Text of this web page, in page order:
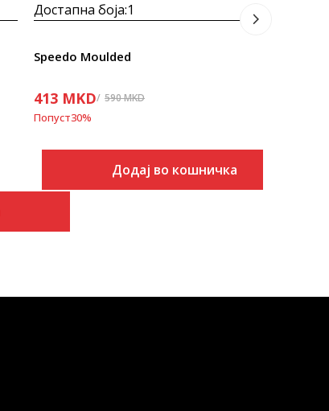
Достапна боја:1
Speedo Moulded
413 MKD 590MKD
Попуст30%
Додај во кошничка